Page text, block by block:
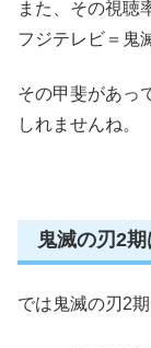
また、その視聴
フジテレビ＝鬼
その甲斐があっ
しれませんね。
鬼滅の刃2
では鬼滅の刃2